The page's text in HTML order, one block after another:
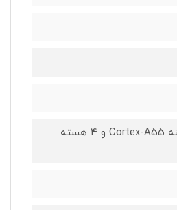
8 هسته ای (4 هسته Cortex-A55 و 4 هسته